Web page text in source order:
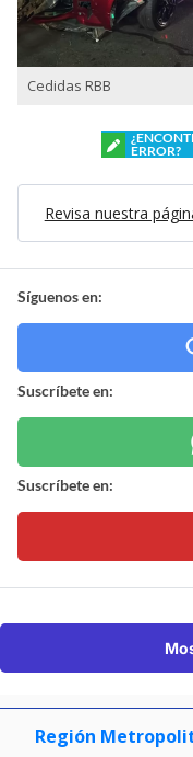
Cedidas RBB
ERROR?
Revisa nuestra
Síguenos en:
Suscríbete en:
Suscríbete en:
Región